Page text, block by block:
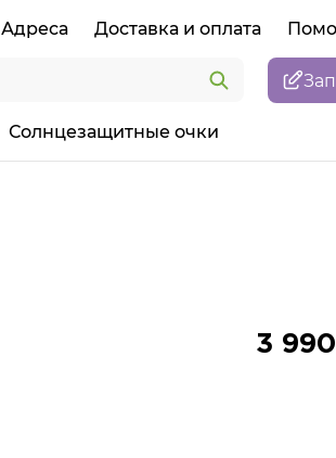
Адреса Доставка и оплата
Солнцезащитные очки
3